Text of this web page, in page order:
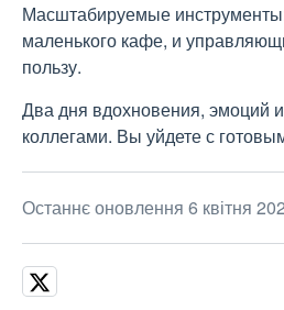
​Масштабируемые
маленького кафе, и
пользу.
​Два дня вдохновения, эмоций
коллегами. Вы уйдете с
Останнє оновлення 6 квітня